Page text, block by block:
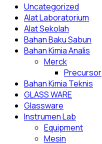
Uncategorized
Alat Laboratorium
Alat Sekolah
Bahan Baku Sabun
Bahan Kimia Analis
Merck
Precursor
Bahan Kimia Teknis
GLASS WARE
Glassware
Instrumen Lab
Equipment
Mesin